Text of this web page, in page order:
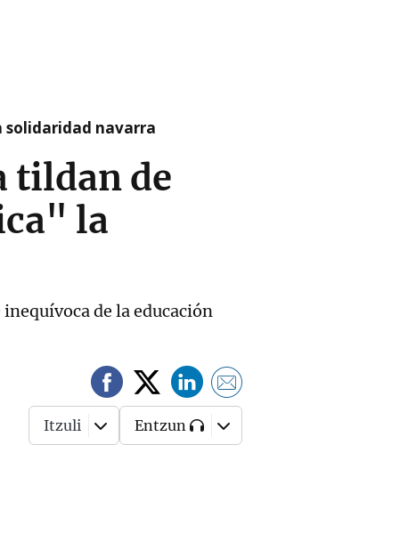
solidaridad navarra
tildan de
la
de la educación
Itzuli Entzun